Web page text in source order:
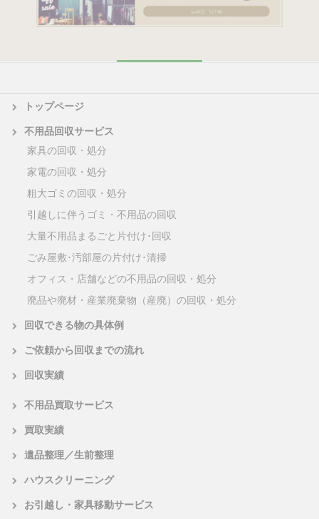
トップページ
不用品回収サービス
家具の回収・処分
家電の回収・処分
粗大ゴミの回収・処分
引越しに伴うゴミ・不用品の回収
大量不用品まるごと片付け･回収
ごみ屋敷･汚部屋の片付け･清掃
オフィス・店舗などの不用品の回収・処分
廃品や廃材・産業廃棄物（産廃）の回収・処分
回収できる物の具体例
ご依頼から回収までの流れ
回収実績
不用品買取サービス
買取実績
遺品整理／生前整理
ハウスクリーニング
お引越し・家具移動サービス